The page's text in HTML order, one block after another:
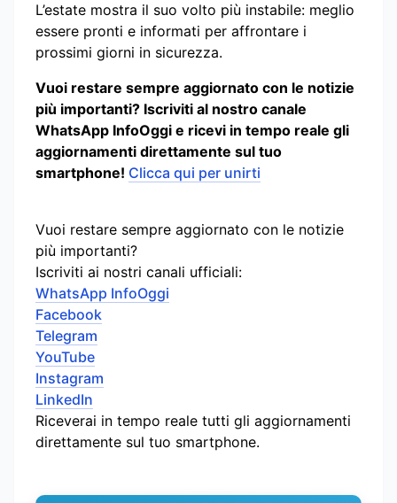
L’estate mostra il suo volto più instabile: meglio
essere pronti e informati per affrontare i
prossimi giorni in sicurezza.
Vuoi restare sempre aggiornato con le notizie
più importanti? Iscriviti al nostro canale
WhatsApp InfoOggi e ricevi in tempo reale gli
aggiornamenti direttamente sul tuo
smartphone! Clicca qui per unirti
Vuoi restare sempre aggiornato con le notizie
più importanti?
Iscriviti ai nostri canali ufficiali:
WhatsApp InfoOggi
Facebook
Telegram
YouTube
Instagram
LinkedIn
Riceverai in tempo reale tutti gli aggiornamenti
direttamente sul tuo smartphone.